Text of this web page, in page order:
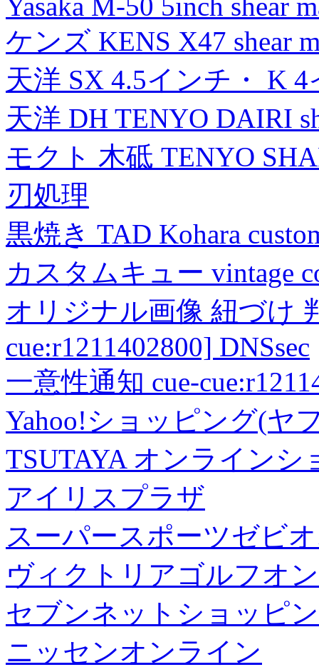
ケンズ KENS X47 shear
天洋 SX 4.5インチ・ K
天洋 DH TENYO DAIRI
モクト 木砥 TENYO
刃処理
黒焼き TAD Kohara
カスタムキュー vintage
オリジナル画像 紐づけ
cue:r1211402800] DNSsec
一意性通知 cue-
Yahoo!ショッピング(ヤ
TSUTAYA オンラインシ
アイリスプラザ
スーパースポーツゼビ
ヴィクトリアゴルフオ
セブンネットショッピ
ニッセンオンライン